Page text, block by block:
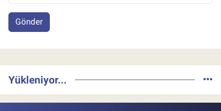
Gönder
Yükleniyor...